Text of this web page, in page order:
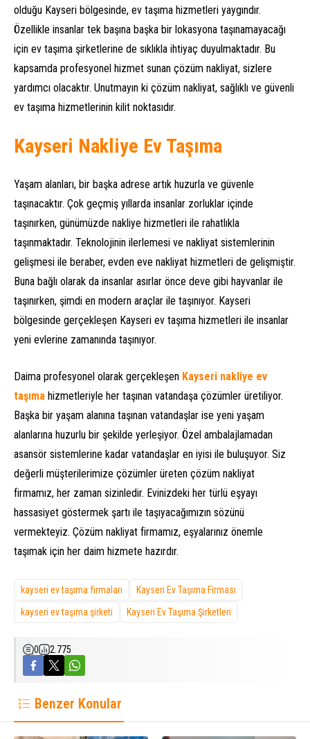
olduğu Kayseri bölgesinde, ev taşıma hizmetleri yaygındır.
Özellikle insanlar tek başına başka bir lokasyona taşınamayacağı
için ev taşıma şirketlerine de sıklıkla ihtiyaç duyulmaktadır. Bu
kapsamda profesyonel hizmet sunan çözüm nakliyat, sizlere
yardımcı olacaktır. Unutmayın ki çözüm nakliyat, sağlıklı ve güvenli
ev taşıma hizmetlerinin kilit noktasıdır.
Kayseri Nakliye Ev Taşıma
Yaşam alanları, bir başka adrese artık huzurla ve güvenle
taşınacaktır. Çok geçmiş yıllarda insanlar zorluklar içinde
taşınırken, günümüzde nakliye hizmetleri ile rahatlıkla
taşınmaktadır. Teknolojinin ilerlemesi ve nakliyat sistemlerinin
gelişmesi ile beraber, evden eve nakliyat hizmetleri de gelişmiştir.
Buna bağlı olarak da insanlar asırlar önce deve gibi hayvanlar ile
taşınırken, şimdi en modern araçlar ile taşınıyor. Kayseri
bölgesinde gerçekleşen Kayseri ev taşıma hizmetleri ile insanlar
yeni evlerine zamanında taşınıyor.
Daima profesyonel olarak gerçekleşen Kayseri nakliye ev
taşıma hizmetleriyle her taşınan vatandaşa çözümler üretiliyor.
Başka bir yaşam alanına taşınan vatandaşlar ise yeni yaşam
alanlarına huzurlu bir şekilde yerleşiyor. Özel ambalajlamadan
asansör sistemlerine kadar vatandaşlar en iyisi ile buluşuyor. Siz
değerli müşterilerimize çözümler üreten çözüm nakliyat
firmamız, her zaman sizinledir. Evinizdeki her türlü eşyayı
hassasiyet göstermek şartı ile taşıyacağımızın sözünü
vermekteyiz. Çözüm nakliyat firmamız, eşyalarınız önemle
taşımak için her daim hizmete hazırdır.
kayseri ev taşıma firmaları
Kayseri Ev Taşıma Firması
kayseri ev taşıma şirketi
Kayseri Ev Taşıma Şirketleri
0 2.775
Benzer Konular